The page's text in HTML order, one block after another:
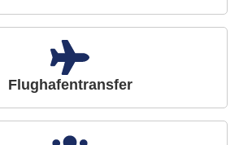
Flughafentransfer